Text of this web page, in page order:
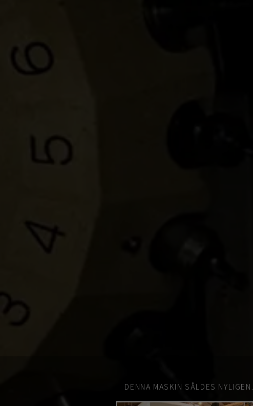
DENNA MASKIN SÅLDES NYLIGEN.